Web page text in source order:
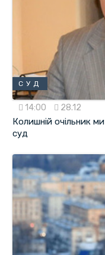
СУД
14:00 28.12
Колишній очільник
суд